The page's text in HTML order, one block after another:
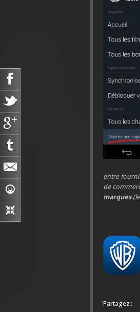
entre
de
marques
Partagez :